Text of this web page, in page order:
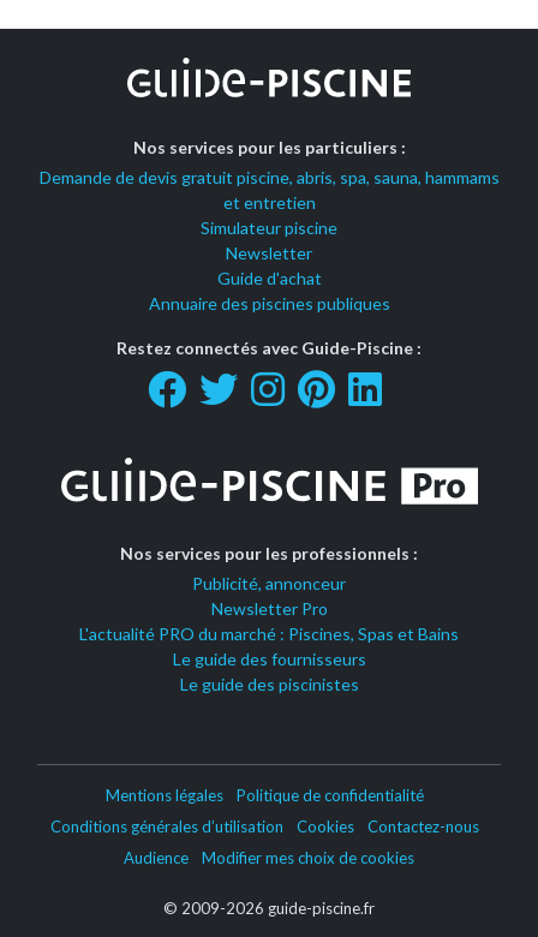
Nos services pour les particuliers :
Demande de devis gratuit piscine, abris, spa, sauna, hammams
et entretien
Simulateur piscine
Newsletter
Guide d'achat
Annuaire des piscines publiques
Restez connectés avec Guide-Piscine :
Nos services pour les professionnels :
Publicité, annonceur
Newsletter Pro
L'actualité PRO du marché : Piscines, Spas et Bains
Le guide des fournisseurs
Le guide des piscinistes
Mentions légales
Politique de confidentialité
Conditions générales d’utilisation
Cookies
Contactez-nous
Audience
Modifier mes choix de cookies
© 2009-2026 guide-piscine.fr